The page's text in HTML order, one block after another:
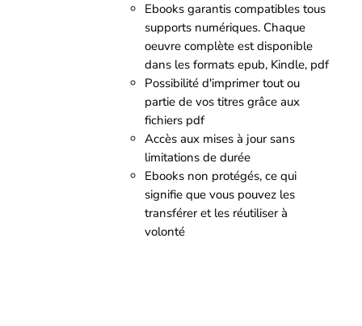
Ebooks garantis compatibles tous
supports numériques. Chaque
oeuvre complète est disponible
dans les formats epub, Kindle, pdf
Possibilité d'imprimer tout ou
partie de vos titres grâce aux
fichiers pdf
Accès aux mises à jour sans
limitations de durée
Ebooks non protégés, ce qui
signifie que vous pouvez les
transférer et les réutiliser à
volonté